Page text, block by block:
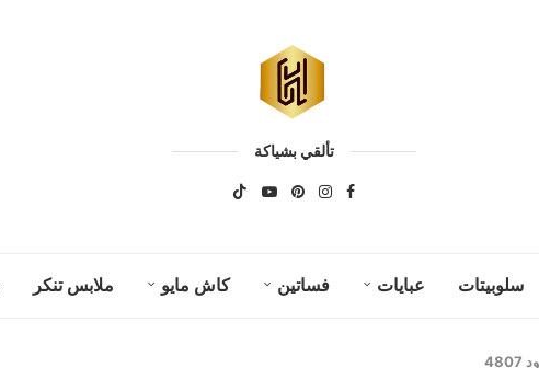
تألقي بشياكة
سلوبيتات عبايات فساتين كاش مايو ملابس تنكر